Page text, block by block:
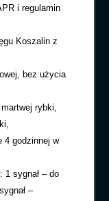
i regulamin
Koszalin z
bez użycia
rybki,
4 godzinnej w
1 sygnał – do
–